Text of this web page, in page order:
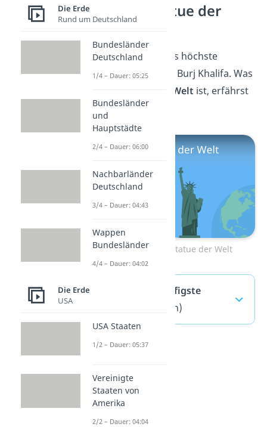
Die größte Statue der
Welt
Du kennst jetzt also das höchste
Gebäude der Welt, den Burj Khalifa. Was
größte Statue der Welt ist, erfährst
hier!
Zum Video: Größte Statue der Welt
Burj Khalifa — häufigste
(ausklappen)
Die Erde
Rund um Deutschland
Bundesländer
Deutschland
1/4 – Dauer: 05:25
Bundesländer
und
Hauptstädte
2/4 – Dauer: 06:00
Nachbarländer
Deutschland
3/4 – Dauer: 04:43
Wappen
Bundesländer
4/4 – Dauer: 04:02
Die Erde
USA
USA Staaten
1/2 – Dauer: 05:37
Vereinigte
Staaten von
Amerika
2/2 – Dauer: 04:04